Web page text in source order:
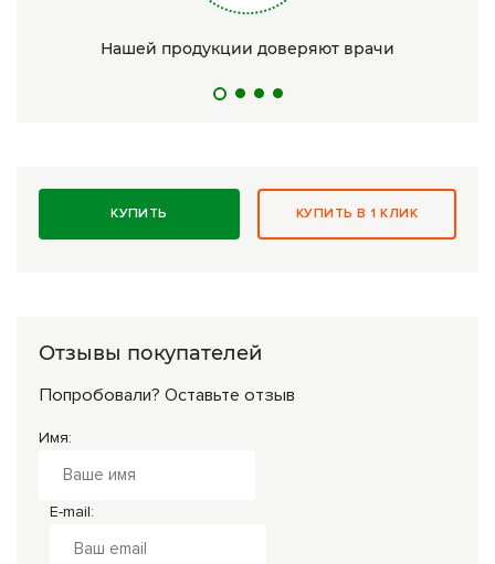
Нашей продукции доверяют врачи
КУПИТЬ КУПИТЬ В 1 КЛИК
Отзывы покупателей
Попробовали? Оставьте отзыв
Имя:
E-mail: